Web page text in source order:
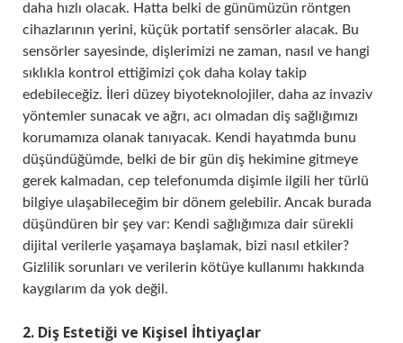
daha hızlı olacak. Hatta belki de günümüzün röntgen
cihazlarının yerini, küçük portatif sensörler alacak. Bu
sensörler sayesinde, dişlerimizi ne zaman, nasıl ve hangi
sıklıkla kontrol ettiğimizi çok daha kolay takip
edebileceğiz. İleri düzey biyoteknolojiler, daha az invaziv
yöntemler sunacak ve ağrı, acı olmadan diş sağlığımızı
korumamıza olanak tanıyacak. Kendi hayatımda bunu
düşündüğümde, belki de bir gün diş hekimine gitmeye
gerek kalmadan, cep telefonumda dişimle ilgili her türlü
bilgiye ulaşabileceğim bir dönem gelebilir. Ancak burada
düşündüren bir şey var: Kendi sağlığımıza dair sürekli
dijital verilerle yaşamaya başlamak, bizi nasıl etkiler?
Gizlilik sorunları ve verilerin kötüye kullanımı hakkında
kaygılarım da yok değil.
2. Diş Estetiği ve Kişisel İhtiyaçlar